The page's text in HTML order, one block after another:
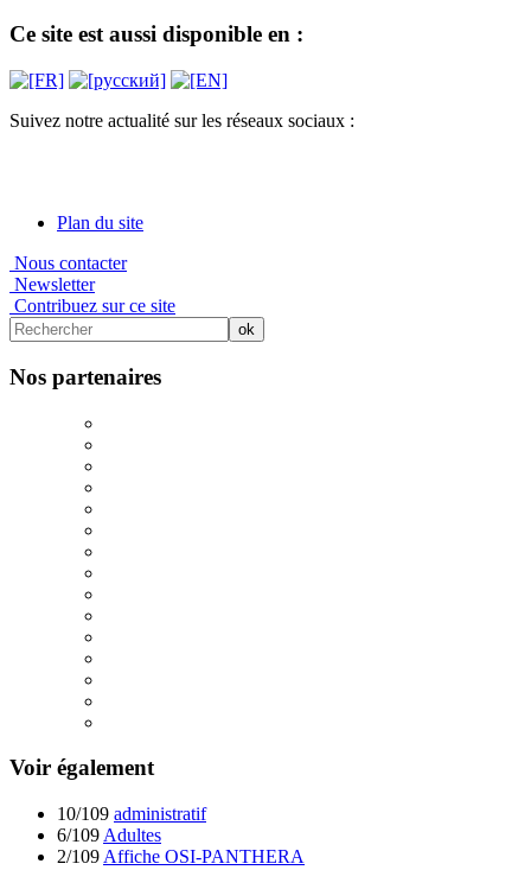
Ce site est aussi disponible en :
Suivez notre actualité sur les réseaux sociaux :
Plan du site
Nous contacter
Newsletter
Contribuez sur ce site
Nos partenaires
Voir également
10/109 administratif
6/109 Adultes
2/109 Affiche OSI-PANTHERA